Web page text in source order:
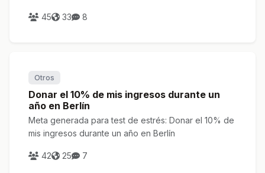
45 33 8
Otros
Donar el 10% de mis ingresos durante un
año en Berlín
Meta generada para test de estrés: Donar el 10% de
mis ingresos durante un año en Berlín
42 25 7